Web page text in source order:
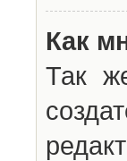
Как
Так